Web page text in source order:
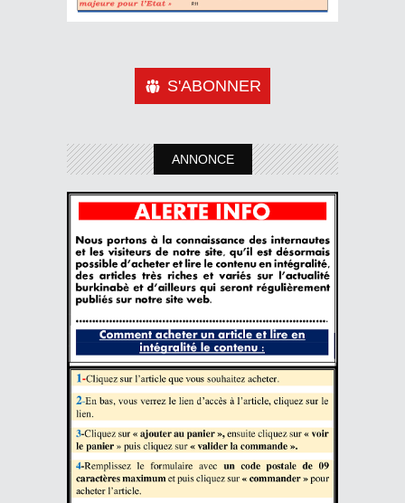
S'ABONNER
ANNONCE